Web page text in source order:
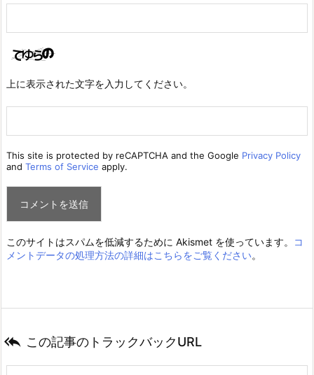
上に表示された文字を入力してください。
This site is protected by reCAPTCHA and the Google Privacy Policy
and Terms of Service apply.
このサイトはスパムを低減するために Akismet を使っています。
コ
メントデータの処理方法の詳細はこちらをご覧ください。
 この記事のトラックバックURL